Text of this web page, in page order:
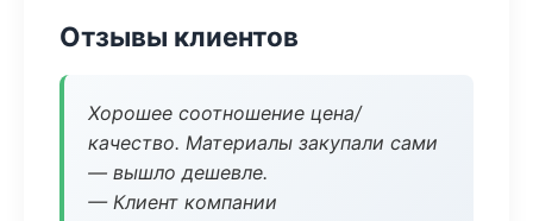
Отзывы клиентов
Хорошее соотношение цена/
качество. Материалы закупали сами
— вышло дешевле.
— Клиент компании